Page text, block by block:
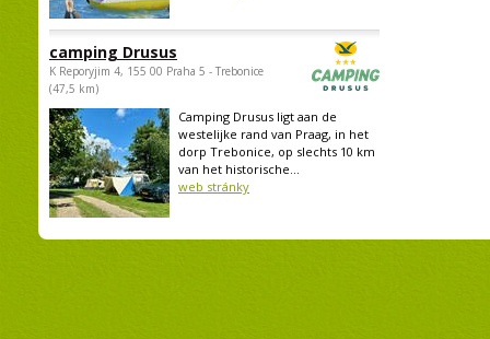
camping Drusus
K Reporyjim 4, 155 00 Praha 5 - Trebonice
(47,5 km)
Camping Drusus ligt aan de
westelijke rand van Praag, in het
dorp Trebonice, op slechts 10 km
van het historische...
web stránky